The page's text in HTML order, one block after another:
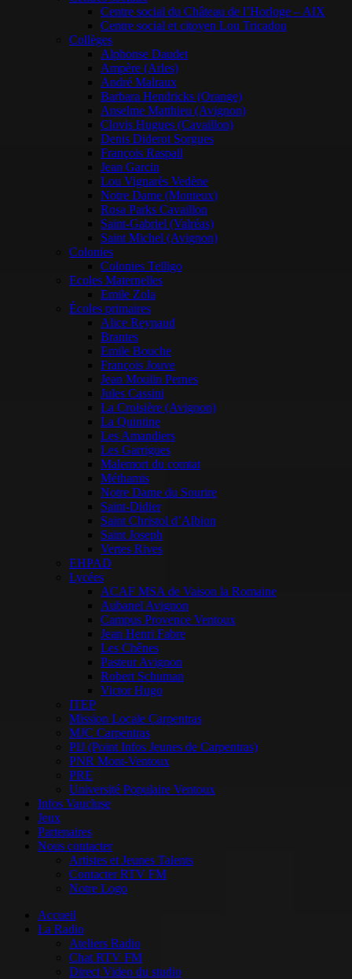
Centre social du Château de l’Horloge – AIX
Centre social et citoyen Lou Tricadou
Collèges
Alphonse Daudet
Ampère (Arles)
André Malraux
Barbara Hendricks (Orange)
Anselme Matthieu (Avignon)
Clovis Hugues (Cavaillon)
Denis Diderot Sorgues
François Raspail
Jean Garcin
Lou Vignarès Vedène
Notre Dame (Monteux)
Rosa Parks Cavaillon
Saint-Gabriel (Valréas)
Saint Michel (Avignon)
Colonies
Colonies Telligo
Ecoles Maternelles
Emile Zola
Écoles primaires
Alice Reynaud
Brantes
Emile Bouche
François Jouve
Jean Moulin Pernes
Jules Cassini
La Croisière (Avignon)
La Quintine
Les Amandiers
Les Garrigues
Malemort du comtat
Méthamis
Notre Dame du Sourire
Saint-Didier
Saint Christol d’Albion
Saint Joseph
Vertes Rives
EHPAD
Lycées
ACAF MSA de Vaison la Romaine
Aubanel Avignon
Campus Provence Ventoux
Jean Henri Fabre
Les Chênes
Pasteur Avignon
Robert Schuman
Victor Hugo
ITEP
Mission Locale Carpentras
MJC Carpentras
PIJ (Point Infos Jeunes de Carpentras)
PNR Mont-Ventoux
PRE
Université Populaire Ventoux
Infos Vaucluse
Jeux
Partenaires
Nous contacter
Artistes et Jeunes Talents
Contacter RTV FM
Notre Logo
Accueil
La Radio
Ateliers Radio
Chat RTV FM
Direct Video du studio